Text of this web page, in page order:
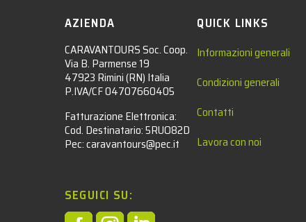
AZIENDA
CARAVANTOURS Soc. Coop.
Via B. Parmense 19
47923 Rimini (RN) Italia
P.IVA/CF 04707660405
Fatturazione Elettronica:
Cod. Destinatario: 5RUO82D
Pec: caravantours@pec.it
SEGUICI SU:
QUICK LINKS
Informazioni generali
Condizioni generali
Contatti
Lavora con noi